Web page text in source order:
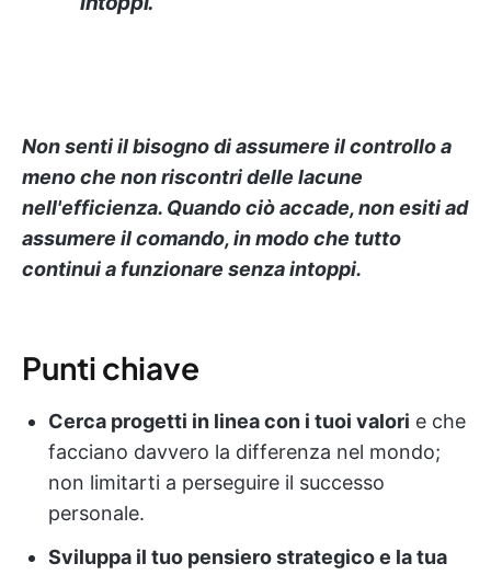
Non senti il bisogno di assumere il controllo a
meno che non riscontri delle lacune
nell'efficienza. Quando ciò accade, non esiti ad
assumere il comando, in modo che tutto
continui a funzionare senza intoppi.
Punti chiave
Cerca progetti in linea con i tuoi valori e che
facciano davvero la differenza nel mondo;
non limitarti a perseguire il successo
personale.
Sviluppa il tuo pensiero strategico e la tua